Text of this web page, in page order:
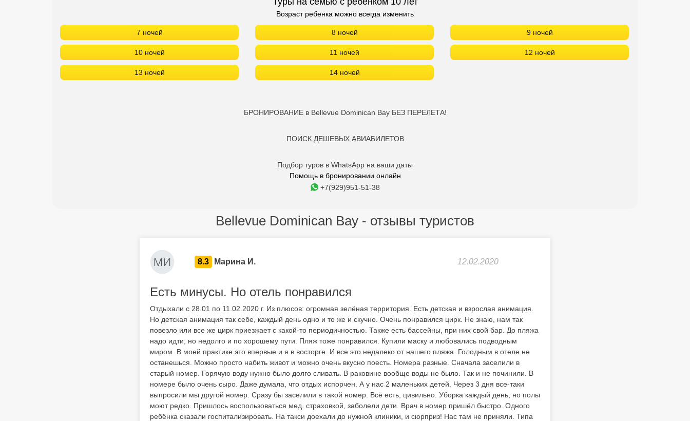
Возраст ребенка можно всегда изменить
7 ночей 8 ночей 9 ночей
10 ночей 11 ночей 12 ночей
13 ночей 14 ночей
БРОНИРОВАНИЕ в Bellevue Dominican Bay БЕЗ ПЕРЕЛЕТА!
ПОИСК ДЕШЕВЫХ АВИАБИЛЕТОВ
Подбор туров в WhatsApp на ваши даты
Помощь в бронировании онлайн
+7(929)951-51-38
Bellevue Dominican Bay - отзывы туристов
8.3 Марина И. 12.02.2020
Есть минусы. Но отель понравился
Отдыхали с 28.01 по 11.02.2020 г. Из плюсов: огромная зелёная территория. Есть детская и взрослая анимация.
Но детская анимация так себе, каждый день одно и то же и скучно. Очень понравился цирк. Не знаю, нам так
повезло или все же цирк приезжает с какой-то периодичностью. Также есть бассейны, при них свой бар. До пляжа
надо идти, но недолго и по хорошему пути. Пляж тоже понравился. Купили маску и любовались подводным
миром. В моей практике это впервые и я в восторге. И все это недалеко от нашего пляжа. Голодным в отеле не
останешься. Можно просто набить живот и можно очень вкусно поесть. Номера разные. Сначала заселили в
старый номер. Горячую воду нужно было долго сливать. В раковине вообще воды не было. Так и не починили. В
номере было очень сыро. Даже думала, что отдых испорчен. А у нас 2 маленьких детей. Через 3 дня все-таки
выпросили мы другой номер. Сразу бы заселили в такой номер. Всё есть, цивильно. Уборка каждый день, но полы
моют редко. Пришлось воспользоваться мед. страховкой, заболели дети. Врач в номер пришёл быстро. Одного
ребёнка сказали госпитализировать. На такси доехали до нужной клиники, и сюрприз! Нас там не приняли. Типа